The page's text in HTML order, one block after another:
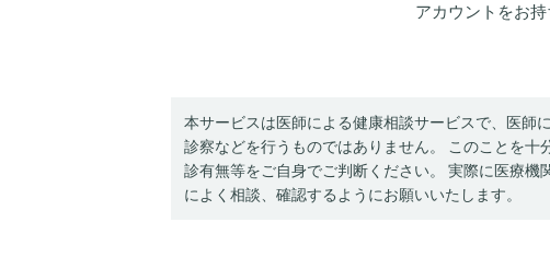
アカウントをお
本サービスは医師による健康相談サービスで、医師
診察などを行うものではありません。 このことを
診有無等をご自身でご判断ください。 実際に医療
によく相談、確認するようにお願いいたします。